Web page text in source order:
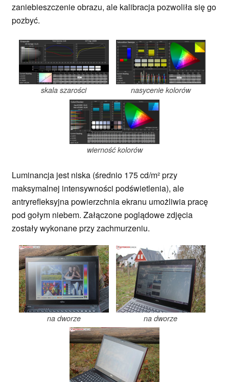
zaniebieszczenie obrazu, ale kalibracja pozwoliła się go
pozbyć.
skala szarości nasycenie kolorów
wierność kolorów
Luminancja jest niska (średnio 175 cd/m² przy
maksymalnej intensywności podświetlenia), ale
antryrefleksyjna powierzchnia ekranu umożliwia pracę
pod gołym niebem. Załączone poglądowe zdjęcia
zostały wykonane przy zachmurzeniu.
na dworze na dworze